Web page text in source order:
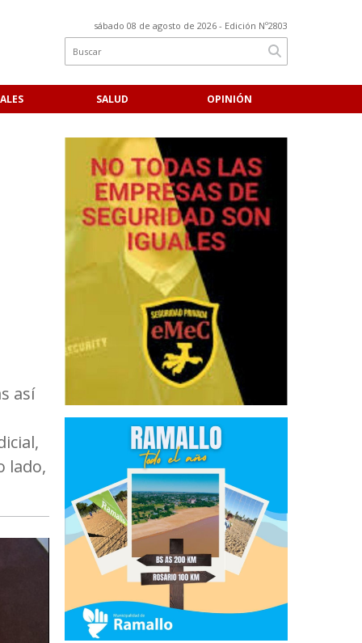
sábado 08 de agosto de 2026 - Edición Nº2803
SALUD OPINIÓN
así
lado,